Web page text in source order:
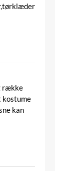
række
kostume
kan